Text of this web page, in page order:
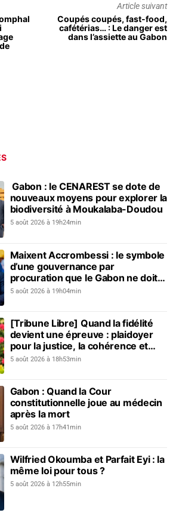
Article suivant
Coupés coupés, fast-food,
cafétérias… : Le danger est
dans l’assiette au Gabon
Gabon : le CENAREST se dote de
nouveaux moyens pour explorer la
biodiversité à Moukalaba-Doudou
5 août 2026 à 19h24min
Maixent Accrombessi : le symbole
d’une gouvernance par
procuration que le Gabon ne doit
plus revivre
5 août 2026 à 19h04min
[Tribune Libre] Quand la fidélité
devient une épreuve : plaidoyer
pour la justice, la cohérence et
l’unité nationale
5 août 2026 à 18h53min
Gabon : Quand la Cour
constitutionnelle joue au médecin
après la mort
5 août 2026 à 17h41min
Wilfried Okoumba et Parfait Eyi : la
même loi pour tous ?
5 août 2026 à 12h55min